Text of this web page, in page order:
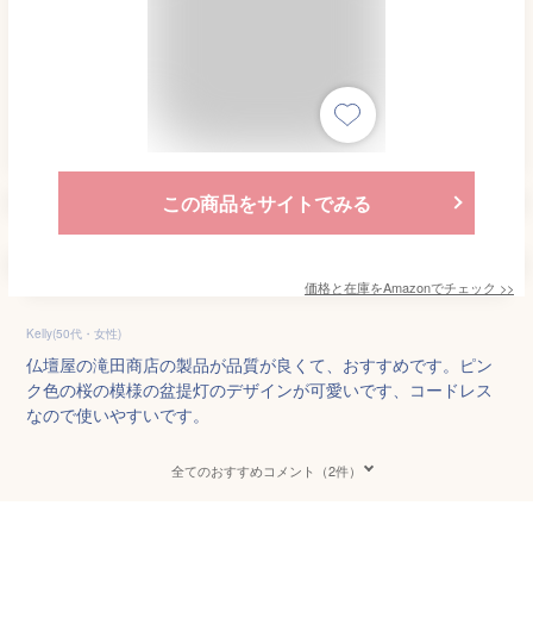
この商品をサイトでみる
価格と在庫をAmazonでチェック >>
Kelly(50代・女性)
仏壇屋の滝田商店の製品が品質が良くて、おすすめです。ピン
ク色の桜の模様の盆提灯のデザインが可愛いです、コードレス
なので使いやすいです。
全てのおすすめコメント（2件）